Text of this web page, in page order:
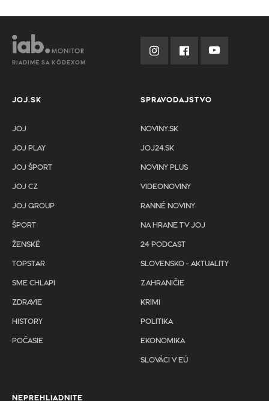
RIADIME SA KÓDEXOM
JOJ.SK
JOJ
JOJ PLAY
JOJ ŠPORT
JOJ CZ
JOJ GROUP
ŠPORT
ŽENSKÉ
TOPSTAR
SME CHLAPI
ZDRAVIE
HISTORY
POČASIE
SPRAVODAJSTVO
NOVINY.SK
JOJ24.SK
NOVINY PLUS
VIDEONOVINY
RANNÉ NOVINY
NA HRANE TV JOJ
24 PODCAST
SLOVENSKO - AKTUALITY
ZAHRANIČIE
KRIMI
POLITIKA
EKONOMIKA
SLOVÁCI V EÚ
NEPREHLIADNITE